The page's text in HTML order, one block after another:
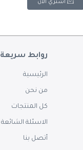
أشتري الآن
روابط سريعة
الرئيسية
من نحن
كل المنتجات
الاسئلة الشائعة
أتصل بنا